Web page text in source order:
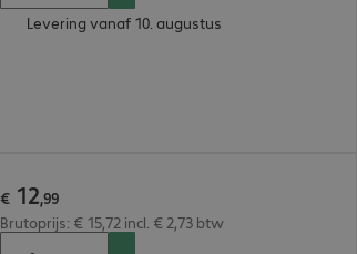
Levering vanaf 10. augustus
€ 12,99
Brutoprijs: € 15,72 incl. € 2,73 btw